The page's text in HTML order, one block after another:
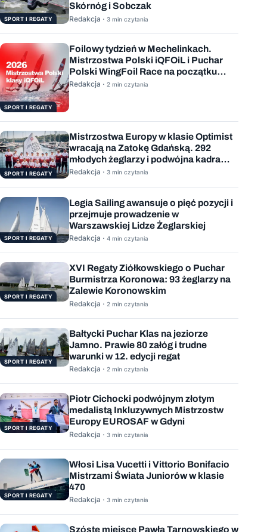
SPORT I REGATY
Skórnóg i Sobczak
Redakcja · 3 min czytania
SPORT I REGATY
Foilowy tydzień w Mechelinkach.
Mistrzostwa Polski iQFOiL i Puchar
Polski WingFoil Race na początku
sierpnia
Redakcja · 2 min czytania
SPORT I REGATY
Mistrzostwa Europy w klasie Optimist
wracają na Zatokę Gdańską. 292
młodych żeglarzy i podwójna kadra
Polski
Redakcja · 3 min czytania
SPORT I REGATY
Legia Sailing awansuje o pięć pozycji i
przejmuje prowadzenie w
Warszawskiej Lidze Żeglarskiej
Redakcja · 4 min czytania
SPORT I REGATY
XVI Regaty Ziółkowskiego o Puchar
Burmistrza Koronowa: 93 żeglarzy na
Zalewie Koronowskim
Redakcja · 2 min czytania
SPORT I REGATY
Bałtycki Puchar Klas na jeziorze
Jamno. Prawie 80 załóg i trudne
warunki w 12. edycji regat
Redakcja · 2 min czytania
SPORT I REGATY
Piotr Cichocki podwójnym złotym
medalistą Inkluzywnych Mistrzostw
Europy EUROSAF w Gdyni
Redakcja · 3 min czytania
SPORT I REGATY
Włosi Lisa Vucetti i Vittorio Bonifacio
Mistrzami Świata Juniorów w klasie
470
Redakcja · 3 min czytania
Szóste miejsce Pawła Tarnowskiego w